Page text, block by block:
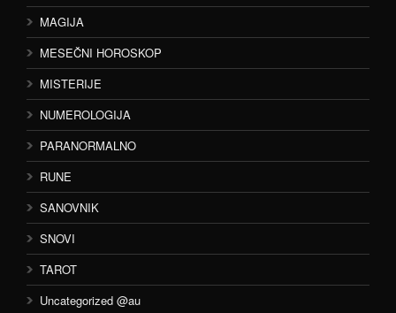
MAGIJA
MESEČNI HOROSKOP
MISTERIJE
NUMEROLOGIJA
PARANORMALNO
RUNE
SANOVNIK
SNOVI
TAROT
Uncategorized @au